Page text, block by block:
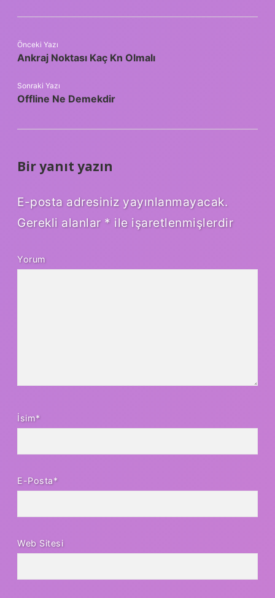
Önceki Yazı
Ankraj Noktası Kaç Kn Olmalı
Sonraki Yazı
Offline Ne Demekdir
Bir yanıt yazın
E-posta adresiniz yayınlanmayacak.
Gerekli alanlar * ile işaretlenmişlerdir
Yorum
İsim*
E-Posta*
Web Sitesi